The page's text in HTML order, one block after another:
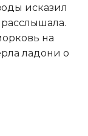
исказил
на
ладони о